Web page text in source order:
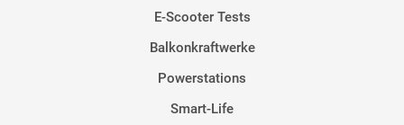
E-Scooter Tests
Balkonkraftwerke
Powerstations
Smart-Life